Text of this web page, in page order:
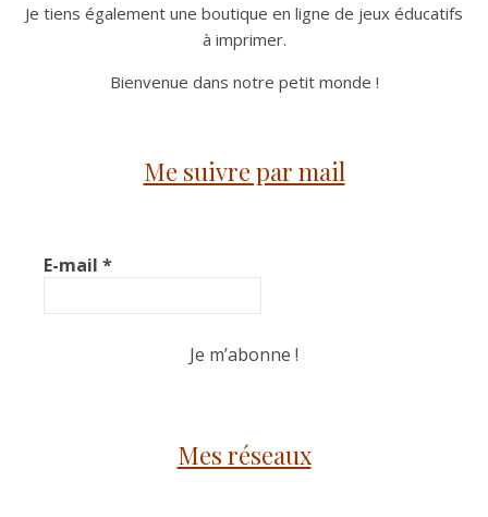
Je tiens également une boutique en ligne de jeux éducatifs
à imprimer.
Bienvenue dans notre petit monde !
Me suivre par mail
E-mail *
Mes réseaux